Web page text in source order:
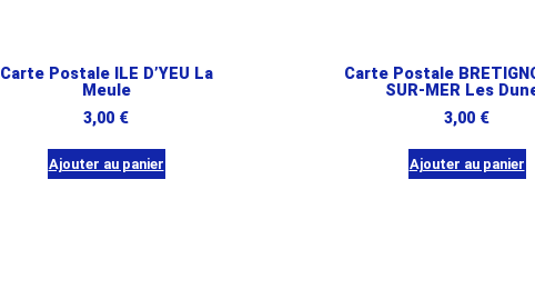
Carte Postale ILE D’YEU La
Meule
3,00 €
Ajouter au panier
Carte Postale
SUR-MER Les
3,00 €
Ajouter au panier